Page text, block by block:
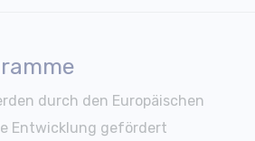
durch den Europäischen
Entwicklung gefördert